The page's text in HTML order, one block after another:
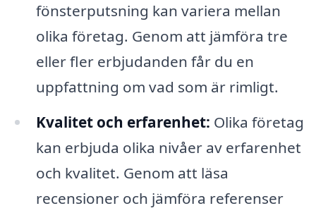
fönsterputsning kan variera mellan
olika företag. Genom att jämföra tre
eller fler erbjudanden får du en
uppfattning om vad som är rimligt.
Kvalitet och erfarenhet: Olika företag
kan erbjuda olika nivåer av erfarenhet
och kvalitet. Genom att läsa
recensioner och jämföra referenser